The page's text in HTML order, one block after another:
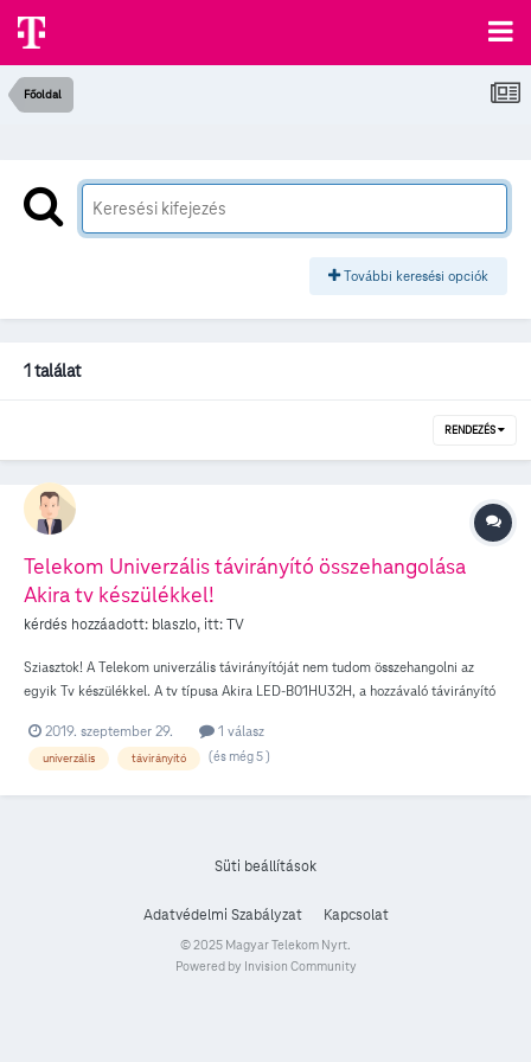
Főoldal
További keresési opciók
1 találat
RENDEZÉS
Telekom Univerzális távirányító összehangolása
Akira tv készülékkel!
kérdés hozzáadott: blaszlo, itt:TV
Sziasztok! A Telekom univerzális távirányítóját nem tudom összehangolni az
egyik Tv készülékkel. A tv típusa Akira LED-B01HU32H, a hozzávaló távirányító
márkához 0079 kód tartozik, aminek beállítására a tv készülék nem reagál.
Lenne esetleg valakinek ötlete, esetleg milyen más kóddal lehetne megpróbálni,
2019. szeptember 29. 1 válasz
univerzális távirányító (és még 5 )
Süti beállítások
Adatvédelmi Szabályzat Kapcsolat
© 2025 Magyar Telekom Nyrt.
Powered by Invision Community